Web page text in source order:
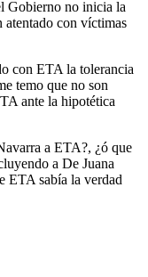
Gobierno no inicia la
con víctimas
con ETA la tolerancia
temo que no son
ante la hipotética
a ETA?, ¿ó que
a De Juana
ETA sabía la verdad